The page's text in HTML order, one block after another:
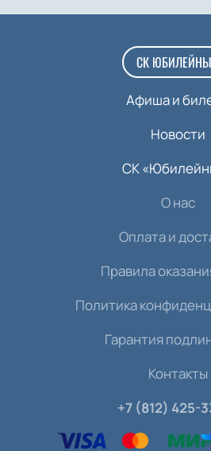
СК
Афиша и
Новости
СК
О нас
Оплата и
Правила
Политика
Гарантия
Контакты
+7 (812) 425-